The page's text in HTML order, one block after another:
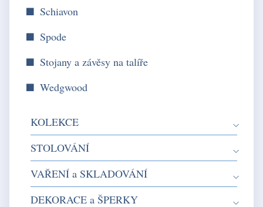
Schiavon
Spode
Stojany a závěsy na talíře
Wedgwood
KOLEKCE
STOLOVÁNÍ
VAŘENÍ a SKLADOVÁNÍ
DEKORACE a ŠPERKY